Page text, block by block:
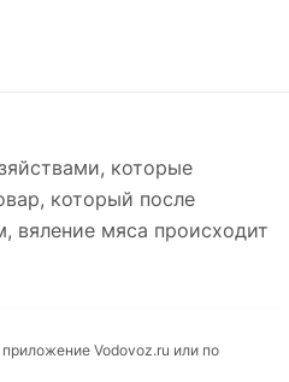
которые
который после
вяление мяса происходит
Vodovoz.ru или по